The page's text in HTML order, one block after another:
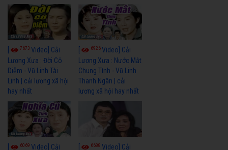
7673 Video] Cải
Lương Xưa : Đời Cô
Diễm - Vũ Linh Tài
Linh | cải lương xã hội
hay nhất
6926Video] Cải
Lương Xưa : Nước Mắt
Chung Tình - Vũ Linh
Thanh Ngân | cải
lương xã hội hay nhất
6069 Video] Cải 6688Video] Cải